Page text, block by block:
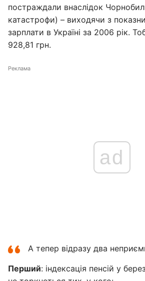
постраждали внаслідок
катастрофи) – виходячи з
зарплати в Україні за 2006 рік.
928,81 грн.
Реклама
ad
А тепер відразу два
Перший: індексація пенсій у